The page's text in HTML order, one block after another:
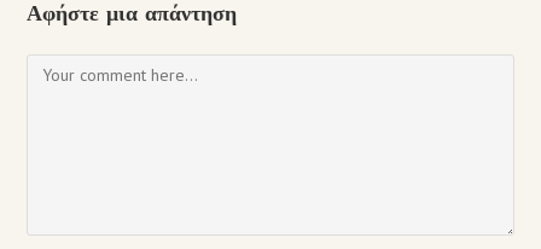
Αφήστε μια απάντηση